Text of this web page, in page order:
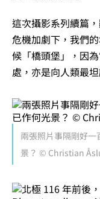
這次攝影系列續篇
危機加劇下，我們
候「橋頭堡」，因
處，亦是向人類最
兩張照片事隔剛好
景？ © Christian